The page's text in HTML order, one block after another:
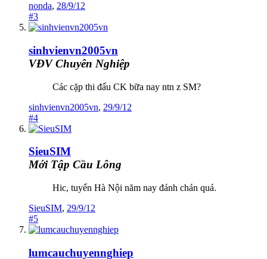
nonda, 28/9/12
#3
sinhvienvn2005vn
VĐV Chuyên Nghiệp
Các cặp thi đấu CK bữa nay ntn z SM?
sinhvienvn2005vn, 29/9/12
#4
SieuSIM
Mới Tập Cầu Lông
Hic, tuyển Hà Nội năm nay đánh chán quá.
SieuSIM, 29/9/12
#5
lumcauchuyennghiep